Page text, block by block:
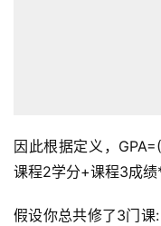
因此根据定义，
课程2学分+课程3成
假设你总共修了3门